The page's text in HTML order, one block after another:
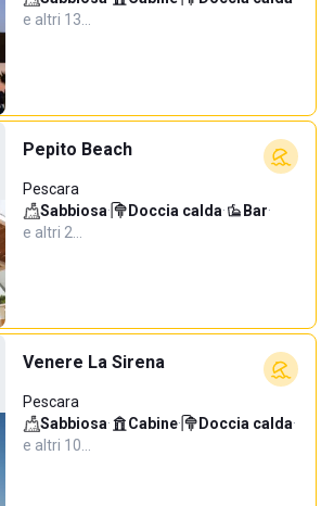
e altri 13…
Pepito Beach
Pescara
Sabbiosa· Doccia calda· Bar·
e altri 2…
Venere La Sirena
Pescara
Sabbiosa· Cabine· Doccia calda·
e altri 10…